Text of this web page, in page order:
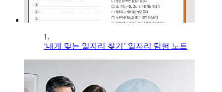
1.
‘내게 맞는 일자리 찾기’ 일자리 탐험 노트